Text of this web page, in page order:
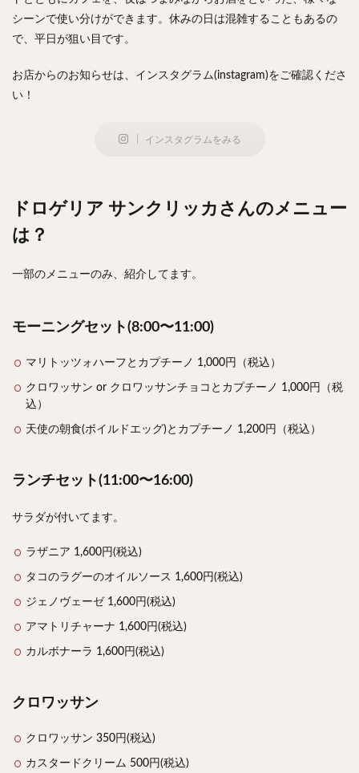
シーンで使い分けができます。休みの日は混雑することもあるの
で、平日が狙い目です。
お店からのお知らせは、インスタグラム(instagram)をご確認くださ
い！
インスタグラムをみる
ドロゲリア サンクリッカさんのメニュー
は？
一部のメニューのみ、紹介してます。
モーニングセット(8:00〜11:00)
マリトッツォハーフとカプチーノ 1,000円（税込）
クロワッサン or クロワッサンチョコとカプチーノ 1,000円（税
込）
天使の朝食(ボイルドエッグ)とカプチーノ 1,200円（税込）
ランチセット(11:00〜16:00)
サラダが付いてます。
ラザニア 1,600円(税込)
タコのラグーのオイルソース 1,600円(税込)
ジェノヴェーゼ 1,600円(税込)
アマトリチャーナ 1,600円(税込)
カルボナーラ 1,600円(税込)
クロワッサン
クロワッサン 350円(税込)
カスタードクリーム 500円(税込)